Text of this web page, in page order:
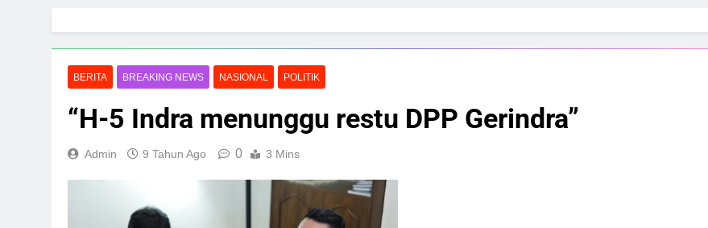
BERITA BREAKING NEWS NASIONAL POLITIK
“H-5 Indra menunggu restu DPP Gerindra”
Admin 9 Tahun Ago 0 3 Mins